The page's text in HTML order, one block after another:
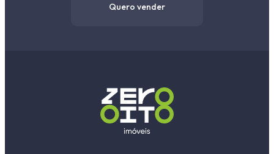
Quero vender